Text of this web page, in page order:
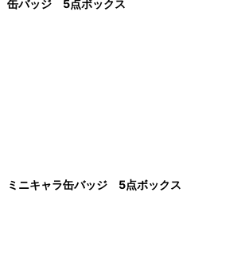
バッジ 5点ボックス
ニキャラ缶バッジ 5点ボックス